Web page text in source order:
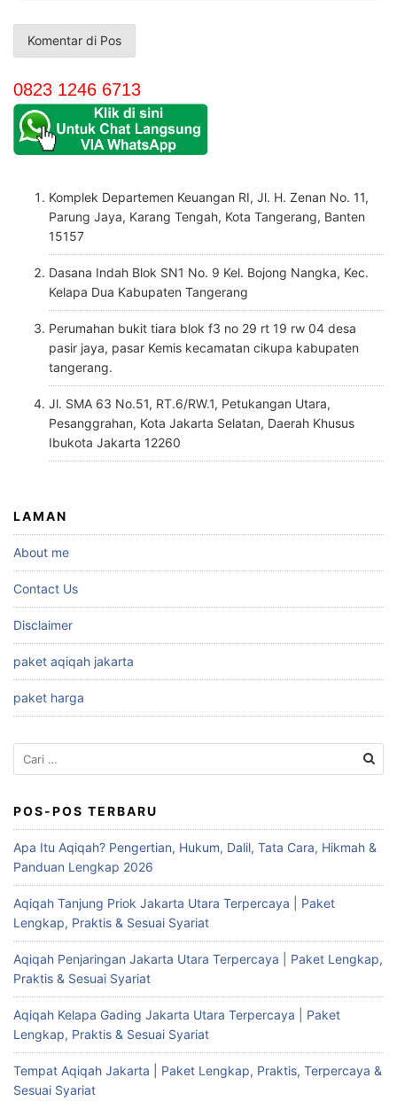
0823 1246 6713
Komplek Departemen Keuangan RI, Jl. H. Zenan No. 11,
Parung Jaya, Karang Tengah, Kota Tangerang, Banten
15157
Dasana Indah Blok SN1 No. 9 Kel. Bojong Nangka, Kec.
Kelapa Dua Kabupaten Tangerang
Perumahan bukit tiara blok f3 no 29 rt 19 rw 04 desa
pasir jaya, pasar Kemis kecamatan cikupa kabupaten
tangerang.
Jl. SMA 63 No.51, RT.6/RW.1, Petukangan Utara,
Pesanggrahan, Kota Jakarta Selatan, Daerah Khusus
Ibukota Jakarta 12260
LAMAN
About me
Contact Us
Disclaimer
paket aqiqah jakarta
paket harga
Cari
untuk:
POS-POS TERBARU
Apa Itu Aqiqah? Pengertian, Hukum, Dalil, Tata Cara, Hikmah &
Panduan Lengkap 2026
Aqiqah Tanjung Priok Jakarta Utara Terpercaya | Paket
Lengkap, Praktis & Sesuai Syariat
Aqiqah Penjaringan Jakarta Utara Terpercaya | Paket Lengkap,
Praktis & Sesuai Syariat
Aqiqah Kelapa Gading Jakarta Utara Terpercaya | Paket
Lengkap, Praktis & Sesuai Syariat
Tempat Aqiqah Jakarta | Paket Lengkap, Praktis, Terpercaya &
Sesuai Syariat